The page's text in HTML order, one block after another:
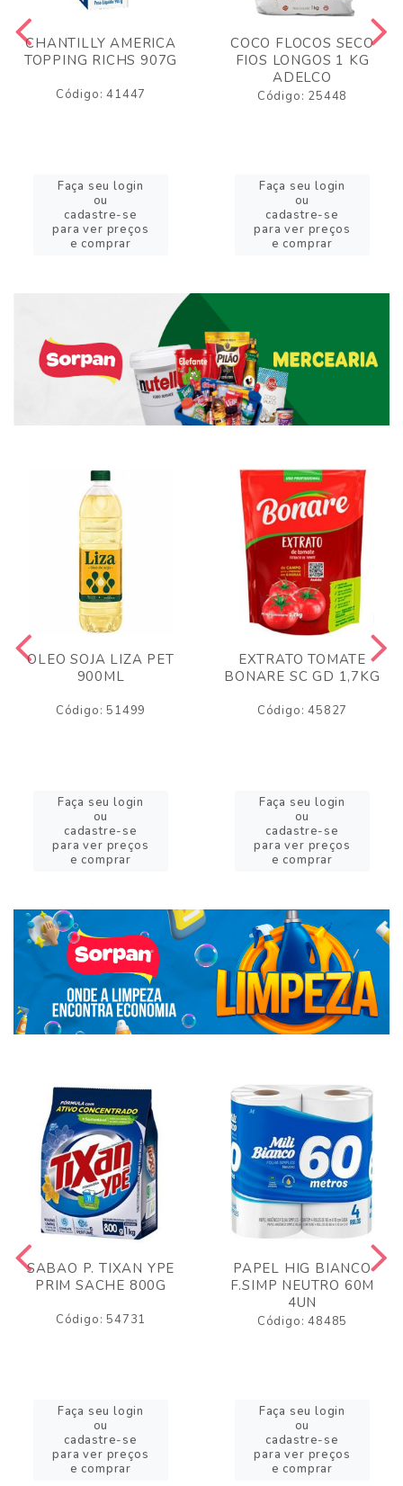
CHANTILLY AMERICA
TOPPING RICHS 907G
Código: 41447
Faça seu login
ou
cadastre-se
para ver preços
e comprar
COCO FLOCOS SECO
FIOS LONGOS 1 KG
ADELCO
Código: 25448
Faça seu login
ou
cadastre-se
para ver preços
e comprar
OLEO SOJA LIZA PET
900ML
Código: 51499
Faça seu login
ou
cadastre-se
para ver preços
e comprar
EXTRATO TOMATE
BONARE SC GD 1,7KG
Código: 45827
Faça seu login
ou
cadastre-se
para ver preços
e comprar
SABAO P. TIXAN YPE
PRIM SACHE 800G
Código: 54731
Faça seu login
ou
cadastre-se
para ver preços
e comprar
PAPEL HIG BIANCO
F.SIMP NEUTRO 60M
4UN
Código: 48485
Faça seu login
ou
cadastre-se
para ver preços
e comprar